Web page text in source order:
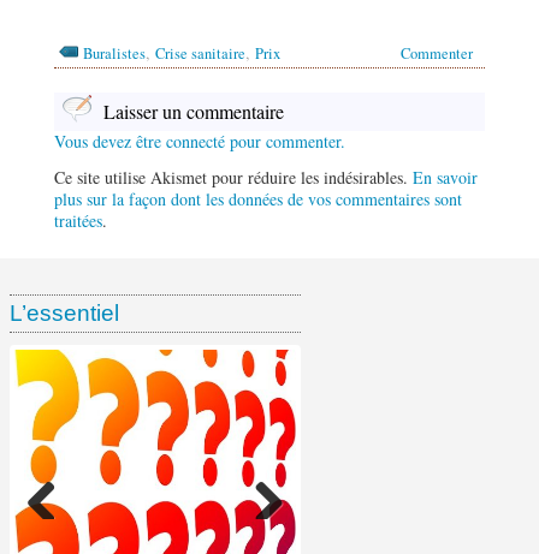
Commenter
Buralistes, Crise sanitaire, Prix
Laisser un commentaire
Vous devez être connecté pour commenter.
Ce site utilise Akismet pour réduire les indésirables. En savoir
plus sur la façon dont les données de vos commentaires sont
traitées.
L’essentiel
Ventes de tabac chez les